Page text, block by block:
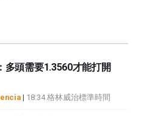
多頭需要1.3560才能打開
| 18:34 格林威治標準時間